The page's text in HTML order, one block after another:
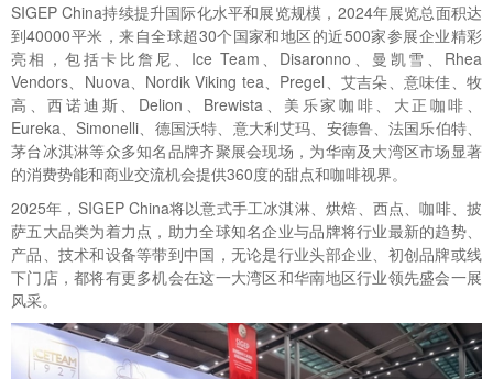
SIGEP China持续提升国际化水平和展览规模，2024年展览总面积达
到40000平米，来自全球超30个国家和地区的近500家参展企业精彩
亮相，包括卡比詹尼、Ice Team、Disaronno、曼凯雪、Rhea
Vendors、Nuova、Nordik Viking tea、Pregel、艾吉朵、意味佳、牧
高、西诺迪斯、Delion、Brewista、美乐家咖啡、大正咖啡、
Eureka、Simonelli、德国沃特、意大利艾玛、安德鲁、法国乐伯特、
茅台冰淇淋等众多知名品牌齐聚展会现场，为华南及大湾区市场显著
的消费势能和商业交流机会提供360度的甜点和咖啡视界。
2025年，SIGEP China将以意式手工冰淇淋、烘焙、西点、咖啡、披
萨五大品类为着力点，助力全球知名企业与品牌将行业最新的趋势、
产品、技术和设备等带到中国，无论是行业头部企业、初创品牌或线
下门店，都将有更多机会在这一大湾区和华南地区行业领先盛会一展
风采。